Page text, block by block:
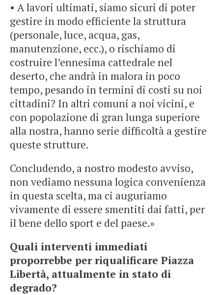
• A lavori ultimati, siamo sicuri di poter
gestire in modo efficiente la struttura
(personale, luce, acqua, gas,
manutenzione, ecc.), o rischiamo di
costruire l’ennesima cattedrale nel
deserto, che andrà in malora in poco
tempo, pesando in termini di costi su noi
cittadini? In altri comuni a noi vicini, e
con popolazione di gran lunga superiore
alla nostra, hanno serie difficoltà a gestire
queste strutture.
Concludendo, a nostro modesto avviso,
non vediamo nessuna logica convenienza
in questa scelta, ma ci auguriamo
vivamente di essere smentiti dai fatti, per
il bene dello sport e del paese.»
Quali interventi immediati
proporrebbe per riqualificare Piazza
Libertà, attualmente in stato di
degrado?